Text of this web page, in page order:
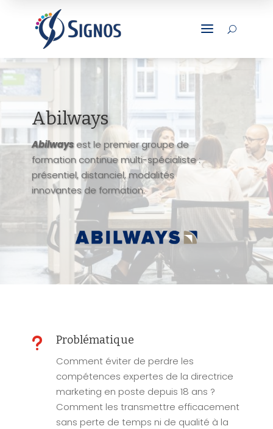
a U
Abilways
Abilwaysest le premier groupe de
formation continue multi-spécialiste :
présentiel, distanciel, modalités
innovantes de formation.
u Problématique
Comment éviter de perdre les
compétences expertes de la directrice
marketing en poste depuis 18 ans ?
Comment les transmettre efficacement
sans perte de temps ni de qualité à la